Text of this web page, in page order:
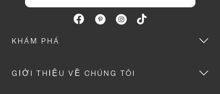
KHÁM PHÁ
GIỚI THIỆU VỀ CHÚNG TÔI